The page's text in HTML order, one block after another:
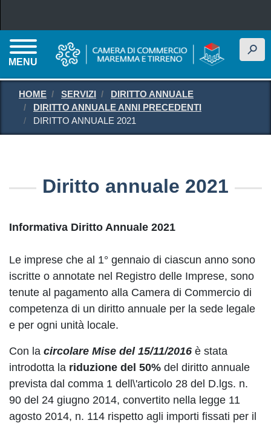
MENU
h
HOME SERVIZI
DIRITTO ANNUALE
DIRITTO ANNUALE ANNI PRECEDENTI
DIRITTO ANNUALE 2021
Diritto annuale 2021
Informativa Diritto Annuale 2021
Le imprese che al 1° gennaio di ciascun anno sono
iscritte o annotate nel Registro delle Imprese, sono
tenute al pagamento alla Camera di Commercio di
competenza di un diritto annuale per la sede legale
e per ogni unità locale.
Con la circolare Mise del 15/11/2016 è stata
introdotta la riduzione del 50% del diritto annuale
prevista dal comma 1 dell\'articolo 28 del D.lgs. n.
90 del 24 giugno 2014, convertito nella legge 11
agosto 2014, n. 114 rispetto agli importi fissati per il